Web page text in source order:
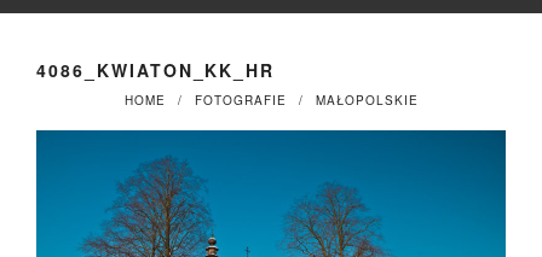
4086_KWIATON_KK_HR
HOME FOTOGRAFIE MAŁOPOLSKIE